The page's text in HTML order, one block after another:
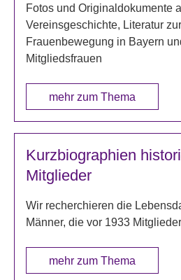
Fotos und Originaldokumente
Vereinsgeschichte, Literatur
Frauenbewegung in Bayern
Mitgliedsfrauen
mehr zum Thema
Kurzbiographien
Mitglieder
Wir recherchieren die
Männer, die vor 1933
mehr zum Thema